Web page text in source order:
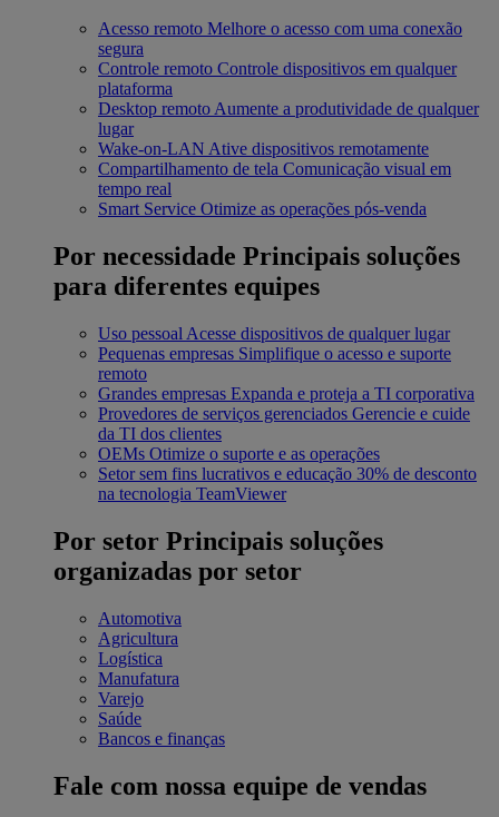
Acesso remoto Melhore o acesso com uma conexão
segura
Controle remoto Controle dispositivos em qualquer
plataforma
Desktop remoto Aumente a produtividade de qualquer
lugar
Wake-on-LAN Ative dispositivos remotamente
Compartilhamento de tela Comunicação visual em
tempo real
Smart Service Otimize as operações pós-venda
Por necessidade Principais soluções
para diferentes equipes
Uso pessoal Acesse dispositivos de qualquer lugar
Pequenas empresas Simplifique o acesso e suporte
remoto
Grandes empresas Expanda e proteja a TI corporativa
Provedores de serviços gerenciados Gerencie e cuide
da TI dos clientes
OEMs Otimize o suporte e as operações
Setor sem fins lucrativos e educação 30% de desconto
na tecnologia TeamViewer
Por setor Principais soluções
organizadas por setor
Automotiva
Agricultura
Logística
Manufatura
Varejo
Saúde
Bancos e finanças
Fale com nossa equipe de vendas